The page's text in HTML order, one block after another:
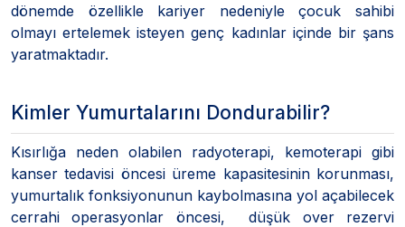
dönemde özellikle kariyer nedeniyle çocuk sahibi
olmayı ertelemek isteyen genç kadınlar içinde bir şans
yaratmaktadır.
Kimler Yumurtalarını Dondurabilir?
Kısırlığa neden olabilen radyoterapi, kemoterapi gibi
kanser tedavisi öncesi üreme kapasitesinin korunması,
yumurtalık fonksiyonunun kaybolmasına yol açabilecek
cerrahi operasyonlar öncesi, düşük over rezervi